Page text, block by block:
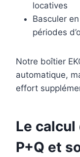
locatives
Basculer
périodes
Notre boîtier
automatique,
effort
Le calcul
P+Q et